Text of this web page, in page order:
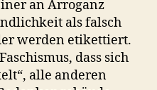
an Arroganz
als falsch
werden etikettiert.
dass sich
alle anderen